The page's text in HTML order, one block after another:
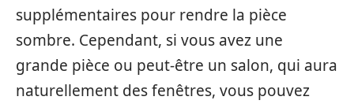
supplémentaires pour rendre la pièce
sombre. Cependant, si vous avez une
grande pièce ou peut-être un salon, qui aura
naturellement des fenêtres, vous pouvez